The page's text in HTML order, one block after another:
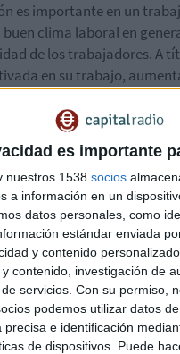
es importante
nuestros 1538 socios
a información en un
datos personales, como
estándar enviada
y contenido
contenido, investigación de
servicios. Con su permiso,
podemos utilizar datos
precisa e identificación
de dispositivos. Puede
es importante en un
clima laboral en
de los trabajadores. A
en su trabajo,
y las claves de la